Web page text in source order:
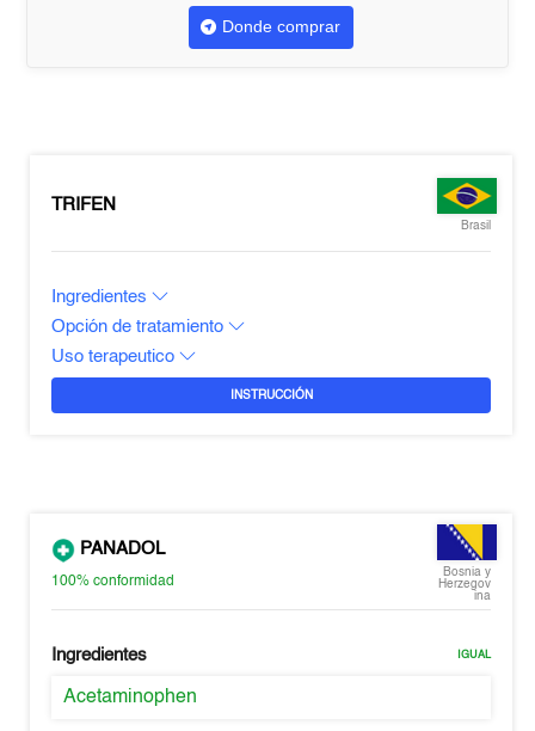
Donde comprar
TRIFEN
Brasil
Ingredientes
Opción de tratamiento
Uso terapeutico
INSTRUCCIÓN
PANADOL
100%conformidad
Bosnia y
Herzegov
ina
Ingredientes IGUAL
Acetaminophen